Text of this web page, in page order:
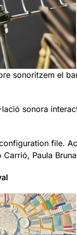
sonoritzem el
sonora
file.
Paula